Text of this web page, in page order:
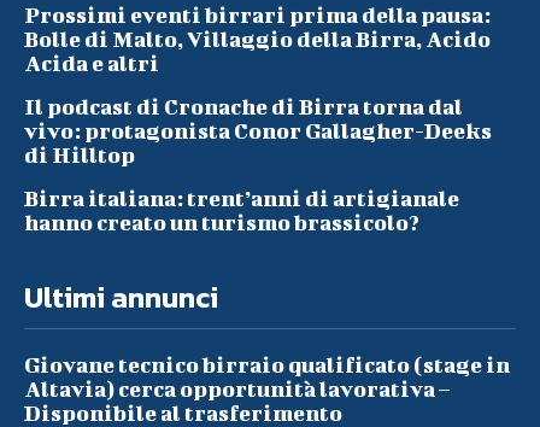
Prossimi eventi birrari prima della pausa:
Bolle di Malto, Villaggio della Birra, Acido
Acida e altri
Il podcast di Cronache di Birra torna dal
vivo: protagonista Conor Gallagher-Deeks
di Hilltop
Birra italiana: trent’anni di artigianale
hanno creato un turismo brassicolo?
Ultimi annunci
Giovane tecnico birraio qualificato (stage in
Altavia) cerca opportunità lavorativa –
Disponibile al trasferimento